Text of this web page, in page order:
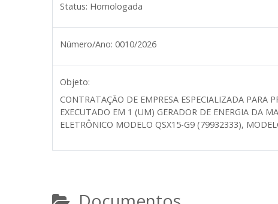
Status: Homologada
Número/Ano: 0010/2026
Objeto:
CONTRATAÇÃO DE EMPRESA ESPECIALIZADA PARA
EXECUTADO EM 1 (UM) GERADOR DE ENERGIA DA
ELETRÔNICO MODELO QSX15-G9 (79932333),